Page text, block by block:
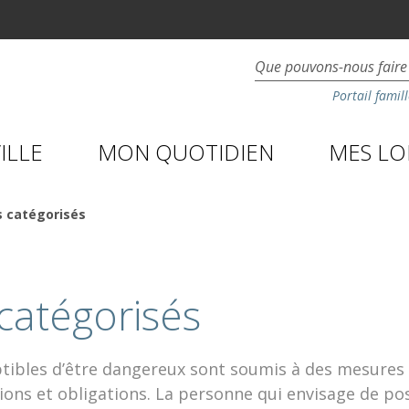
Portail
MON QUOTIDIEN MES
catégorisés
d’être dangereux sont soumis à des
et obligations. La personne qui envisage de